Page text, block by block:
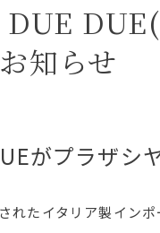
DUE
知らせ
がプラザシ
れたイタリア製イン